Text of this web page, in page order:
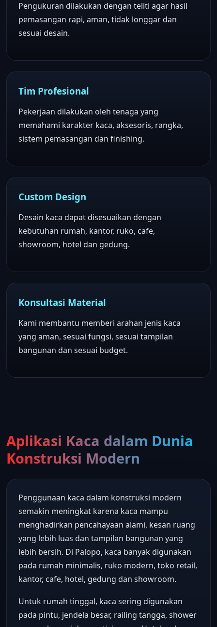
Pengukuran dilakukan dengan teliti agar hasil
pemasangan rapi, aman, tidak longgar dan
sesuai desain.
Tim Profesional
Pekerjaan dilakukan oleh tenaga yang
memahami karakter kaca, aksesoris, rangka,
sistem pemasangan dan finishing.
Custom Design
Desain kaca dapat disesuaikan dengan
kebutuhan rumah, kantor, ruko, cafe,
showroom, hotel dan gedung.
Konsultasi Material
Kami membantu memberi arahan jenis kaca
yang aman, sesuai fungsi, sesuai tampilan
bangunan dan sesuai budget.
Aplikasi Kaca dalam Dunia
Konstruksi Modern
Penggunaan kaca dalam konstruksi modern
semakin meningkat karena kaca mampu
menghadirkan pencahayaan alami, kesan ruang
yang lebih luas dan tampilan bangunan yang
lebih bersih. Di Palopo, kaca banyak digunakan
pada rumah minimalis, ruko modern, toko retail,
kantor, cafe, hotel, gedung dan showroom.
Untuk rumah tinggal, kaca sering digunakan
pada pintu, jendela besar, railing tangga, shower